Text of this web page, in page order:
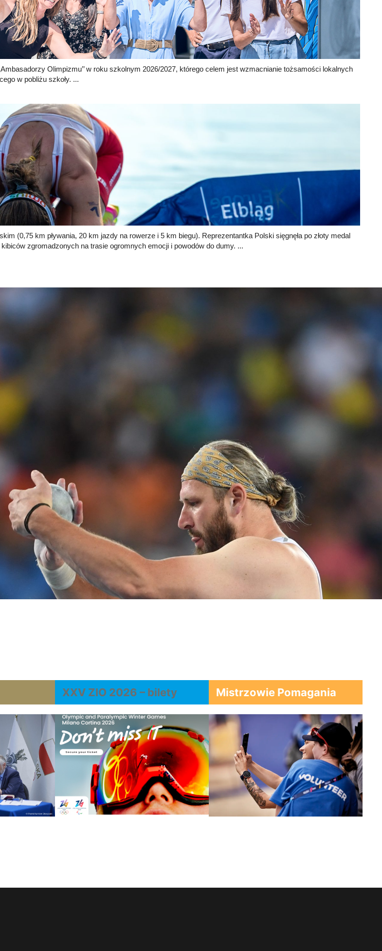
Olimpizmu’’ w roku szkolnym 2026/2027, którego celem jest wzmacnianie tożsamości lokalnych
w pobliżu szkoły. ...
(0,75 km pływania, 20 km jazdy na rowerze i 5 km biegu). Reprezentantka Polski sięgnęła po złoty medal
zgromadzonych na trasie ogromnych emocji i powodów do dumy. ...
XXV ZIO 2026 – bilety Mistrzowie Pomagania